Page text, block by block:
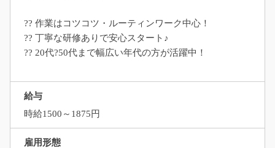
?? 作業はコツコツ・ルーティンワーク中心！
?? 丁寧な研修ありで安心スタート♪
?? 20代?50代まで幅広い年代の方が活躍中！
給与
時給1500～1875円
雇用形態